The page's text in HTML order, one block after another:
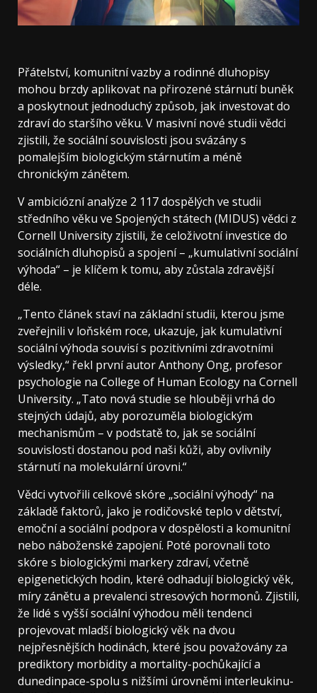
Přátelství, komunitní vazby a rodinné dluhopisy
mohou brzdy aplikovat na přirozené stárnutí buněk
a poskytnout jednoduchý způsob, jak investovat do
zdraví do staršího věku. V masivní nové studii vědci
zjistili, že sociální souvislosti jsou svázány s
pomalejším biologickým stárnutím a méně
chronickým zánětem.
V ambiciózní analýze 2 117 dospělých ve studii
středního věku ve Spojených státech (MIDUS) vědci z
Cornell University zjistili, že celoživotní investice do
sociálních dluhopisů a spojení – „kumulativní sociální
výhoda“ – je klíčem k tomu, aby zůstala zdravější
déle.
„Tento článek staví na základní studii, kterou jsme
zveřejnili v loňském roce, ukazuje, jak kumulativní
sociální výhoda souvisí s pozitivními zdravotními
výsledky,“ řekl první autor Anthony Ong, profesor
psychologie na College of Human Ecology na Cornell
University. „Tato nová studie se hlouběji vrhá do
stejných údajů, aby porozuměla biologickým
mechanismům – v podstatě to, jak se sociální
souvislosti dostanou pod naši kůži, aby ovlivnily
stárnutí na molekulární úrovni.“
Vědci vytvořili celkové skóre „sociální výhody“ na
základě faktorů, jako je rodičovské teplo v dětství,
emoční a sociální podpora v dospělosti a komunitní
nebo náboženské zapojení. Poté porovnali toto
skóre s biologickými markery zdraví, včetně
epigenetických hodin, které odhadují biologický věk,
míry zánětu a prevalenci stresových hormonů. Zjistili,
že lidé s vyšší sociální výhodou měli tendenci
projevovat mladší biologický věk na dvou
nejpřesnějších hodinách, které jsou považovány za
prediktory morbidity a mortality-pochůkající a
dunedinpace-spolu s nižšími úrovněmi interleukinu-